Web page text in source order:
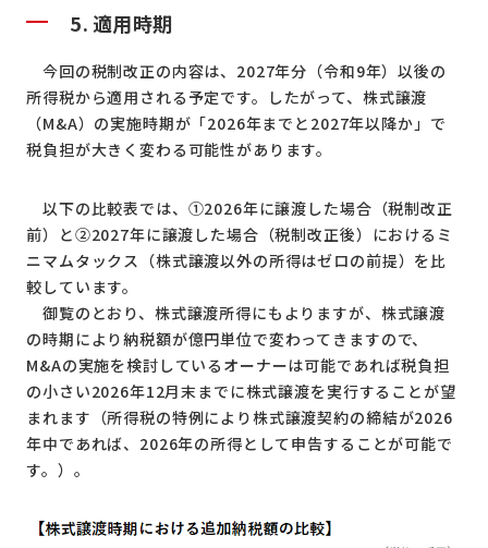
5. 適用時期
今回の税制改正の内容は、2027年分（令和9年）以後の
所得税から適用される予定です。したがって、株式譲渡
（M&A）の実施時期が「2026年までと2027年以降か」で
税負担が大きく変わる可能性があります。
以下の比較表では、①2026年に譲渡した場合（税制改正
前）と②2027年に譲渡した場合（税制改正後）におけるミ
ニマムタックス（株式譲渡以外の所得はゼロの前提）を比
較しています。
御覧のとおり、株式譲渡所得にもよりますが、株式譲渡
の時期により納税額が億円単位で変わってきますので、
M&Aの実施を検討しているオーナーは可能であれば税負担
の小さい2026年12月末までに株式譲渡を実行することが望
まれます（所得税の特例により株式譲渡契約の締結が2026
年中であれば、2026年の所得として申告することが可能で
す。）。